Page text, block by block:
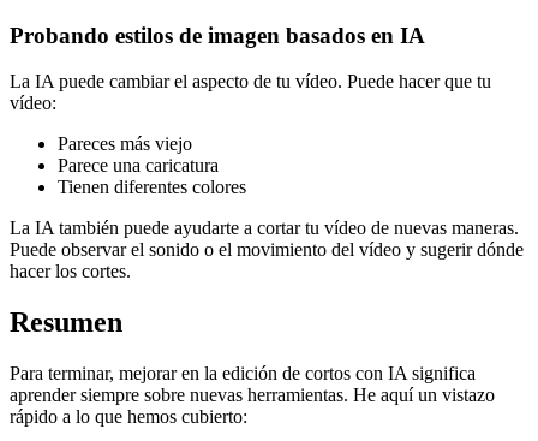
Probando estilos de imagen basados en IA
La IA puede cambiar el aspecto de tu vídeo. Puede hacer que tu
vídeo:
Pareces más viejo
Parece una caricatura
Tienen diferentes colores
La IA también puede ayudarte a cortar tu vídeo de nuevas maneras.
Puede observar el sonido o el movimiento del vídeo y sugerir dónde
hacer los cortes.
Resumen
Para terminar, mejorar en la edición de cortos con IA significa
aprender siempre sobre nuevas herramientas. He aquí un vistazo
rápido a lo que hemos cubierto: